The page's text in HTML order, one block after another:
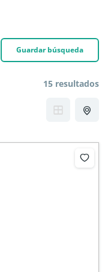
Guardar búsqueda
15 resultados